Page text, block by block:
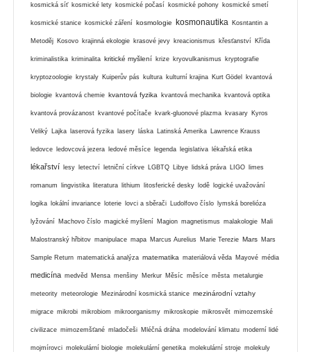
kosmická síť kosmické lety kosmické počasí kosmické pohony kosmické smetí
kosmické stanice kosmické záření kosmologie kosmonautika Kosntantin a
Metoděj Kosovo krajinná ekologie krasové jevy kreacionismus křesťanství Křída
kriminalistika kriminalita kritické myšlení krize kryovulkanismus kryptografie
kryptozoologie krystaly Kuiperův pás kultura kulturní krajina Kurt Gödel kvantová
biologie kvantová chemie kvantová fyzika kvantová mechanika kvantová optika
kvantová provázanost kvantové počítače kvark-gluonové plazma kvasary Kyros
Veliký Lajka laserová fyzika lasery láska Latinská Amerika Lawrence Krauss
ledovce ledovcová jezera ledové měsíce legenda legislativa lékařská etika
lékařství lesy letectví letniční církve LGBTQ Libye lidská práva LIGO limes
romanum lingvistika literatura lithium litosferické desky lodě logické uvažování
logika lokální invariance loterie lovci a sběrači Ludolfovo číslo lymská borelióza
lyžování Machovo číslo magické myšlení Magion magnetismus malakologie Mali
Malostranský hřbitov manipulace mapa Marcus Aurelius Marie Terezie Mars Mars
Sample Return matematická analýza matematika materiálová věda Mayové média
medicína medvěd Mensa menšiny Merkur Měsíc měsíce města metalurgie
meteority meteorologie Mezinárodní kosmická stanice mezinárodní vztahy
migrace mikrobi mikrobiom mikroorganismy mikroskopie mikrosvět mimozemské
civilizace mimozemšťané mladočeši Mléčná dráha modelování klimatu moderní lidé
mojmírovci molekulární biologie molekulární genetika molekulární stroje molekuly